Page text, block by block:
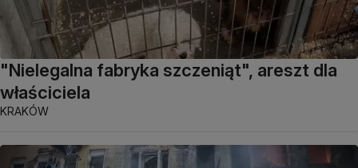
"Nielegalna fabryka szczeniąt", areszt dla
właściciela
KRAKÓW